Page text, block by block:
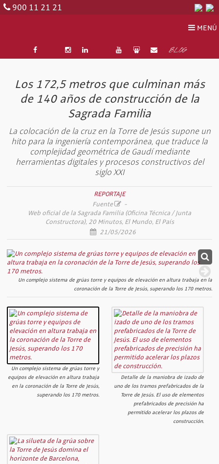
900 11 21 21
MENÚ
BLOG
Los 172,5 metros que culminan más
de 140 años de construcción de la
Sagrada Familia
La colocación de la cruz en la Torre de Jesús supone un
hito para la ingeniería contemporánea, que traduce la
complejidad geométrica de Gaudí mediante
herramientas digitales y procesos constructivos del
siglo XXI
REPORTAJE
Fuente
-
Web oficial de la Sagrada Familia (Oficina Técnica / Junta
Constructora), 20 Minutos, El Mundo, El País
21/05/2026
Un complejo sistema de grúas torre y equipos de elevación en altura trabaja en la
coronación de la Torre de Jesús, superando los 170 metros.
Un complejo sistema de grúas torre y
equipos de elevación en altura trabaja
en la coronación de la Torre de Jesús,
superando los 170 metros.
Detalle de la maniobra de izado de
uno de los tramos prefabricados de la
Torre de Jesús. El uso de elementos
prefabricados de precisión ha
permitido acelerar los plazos de
construcción.